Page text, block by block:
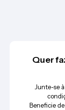
Quer
Junte-se
Beneficie